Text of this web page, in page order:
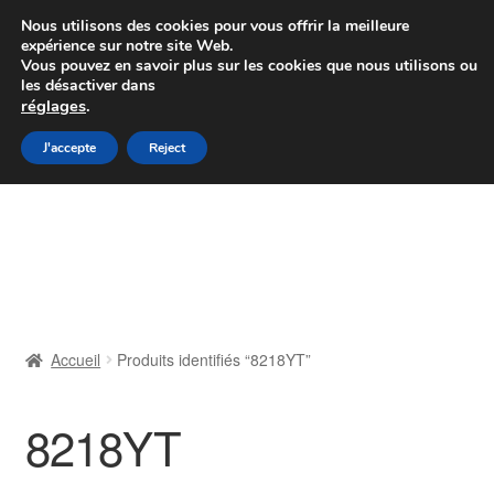
Colissimo livraison à partir de 7 EUR
Du lundi au vendredi de 9 h à 16 h
Aller
à
Aller
au
Livraison
Accueil Produits identifiés “8218YT”
8218YT
Nous utilisons des cookies pour vous offrir la meilleure
expérience sur notre site Web.
Vous pouvez en savoir plus sur les cookies que nous utilisons ou
les désactiver dans
réglages.
J'accepte Reject